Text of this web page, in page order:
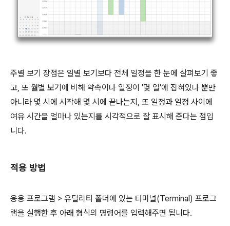
주별 보기 장점은 일별 보기보다 전체 일정을 한 눈에 살펴보기 좋
고, 또 월별 보기에 비해 약속이나 일정이 '몇 일'에 잡혀있나 뿐만
아니라 몇 시에 시작해 몇 시에 끝나는지, 또 일정과 일정 사이에
여유 시간을 얼마나 있는지를 시각적으로 잘 표시해 준다는 점입
니다.
적용 방법
응용 프로그램 > 유틸리티 폴더에 있는 터미널(Terminal) 프로그
램을 실행한 후 아래 형식의 명령어를 입력해주면 됩니다.